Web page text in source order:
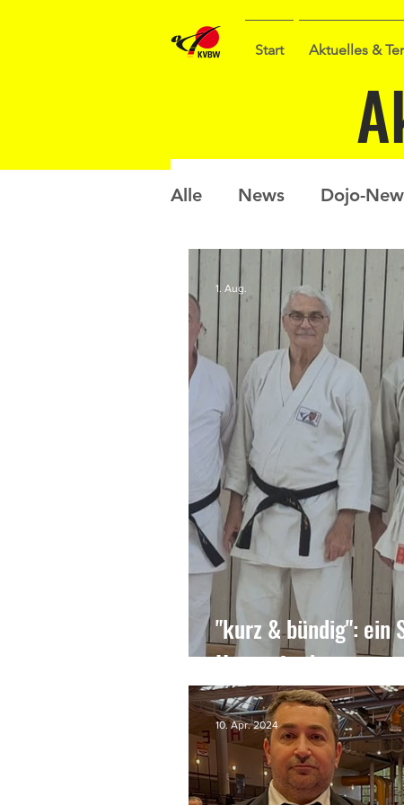
Start Aktuelles &
Alle News Dojo-
Nachwuchs
Sommercamp
"kurz & bündig":
Herausforderung
1. Aug.
10. Apr. 2024